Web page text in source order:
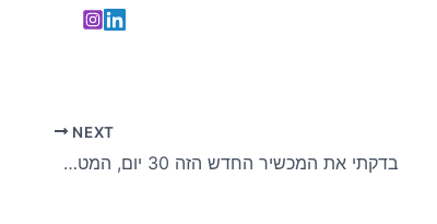
NEXT
בדקתי את המכשיר החדש הזה 30 יום, המטבח שלי השתנה לחלוטין